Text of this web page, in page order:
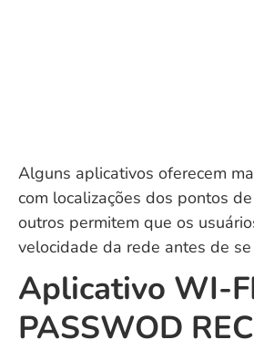
Alguns aplicativos oferecem
com localizações dos pontos
outros permitem que os
velocidade da rede antes de se
Aplicativo WI-
PASSWOD